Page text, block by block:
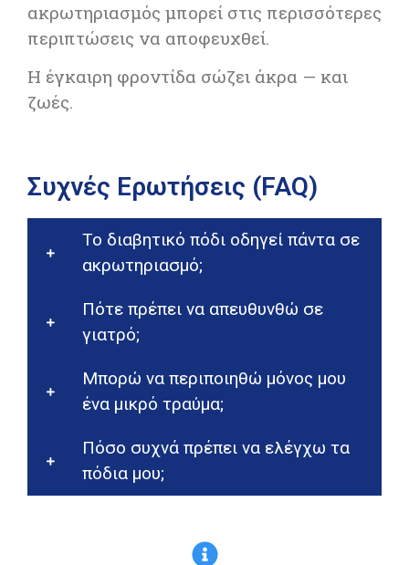
ακρωτηριασμός μπορεί στις περισσότερες
περιπτώσεις να αποφευχθεί.
Η έγκαιρη φροντίδα σώζει άκρα — και
ζωές.
Συχνές Ερωτήσεις (FAQ)
Το διαβητικό πόδι οδηγεί πάντα σε
ακρωτηριασμό;
Πότε πρέπει να απευθυνθώ σε
γιατρό;
Μπορώ να περιποιηθώ μόνος μου
ένα μικρό τραύμα;
Πόσο συχνά πρέπει να ελέγχω τα
πόδια μου;